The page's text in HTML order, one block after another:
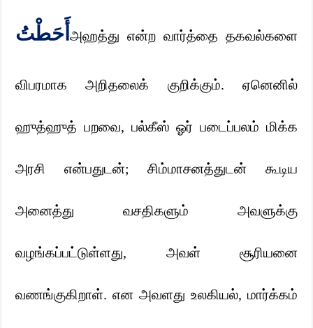
أَحَطْتُஅஹத்து என்ற வார்த்தை தகவல்களை
விபரமாக அறிதலைக் குறிக்கும். ஏனெனில்
ஹுத்ஹுத் பறவை, பல்கீஸ் ஓர் படைப்பலம் மிக்க
அரசி என்பதுடன்;சிம்மாசனத்துடன் கூடிய
அனைத்து வசதிகளும் அவளுக்கு
வழங்கப்பட்டுள்ளது, அவள் சூரியனை
வணங்குகிறாள். என அவளது உலகியல், மார்க்கம்